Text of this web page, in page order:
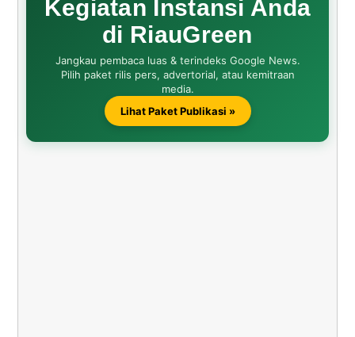
Kegiatan Instansi Anda
di RiauGreen
Jangkau pembaca luas & terindeks Google News.
Pilih paket rilis pers, advertorial, atau kemitraan
media.
Lihat Paket Publikasi »